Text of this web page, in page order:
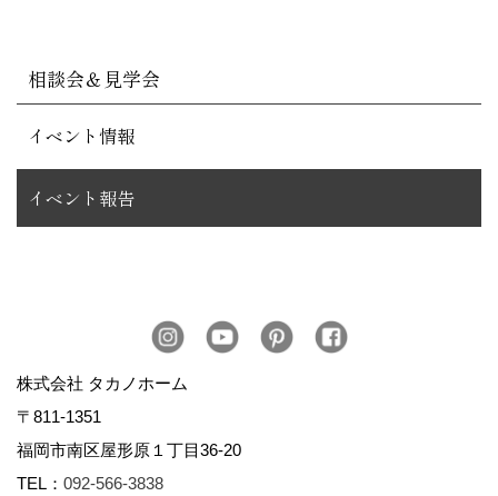
相談会＆見学会
イベント情報
イベント報告
株式会社 タカノホーム
〒811-1351
福岡市南区屋形原１丁目36-20
TEL： 092-566-3838